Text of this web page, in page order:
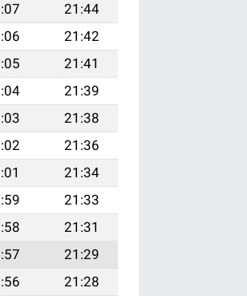
21:44
21:42
21:41
21:39
21:38
21:36
21:34
21:33
21:31
21:29
21:28